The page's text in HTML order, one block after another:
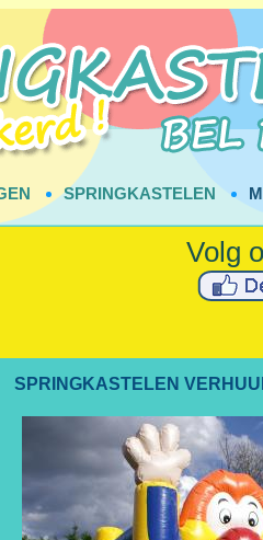
SPRINGKASTELEN
SPRINGKASTELEN